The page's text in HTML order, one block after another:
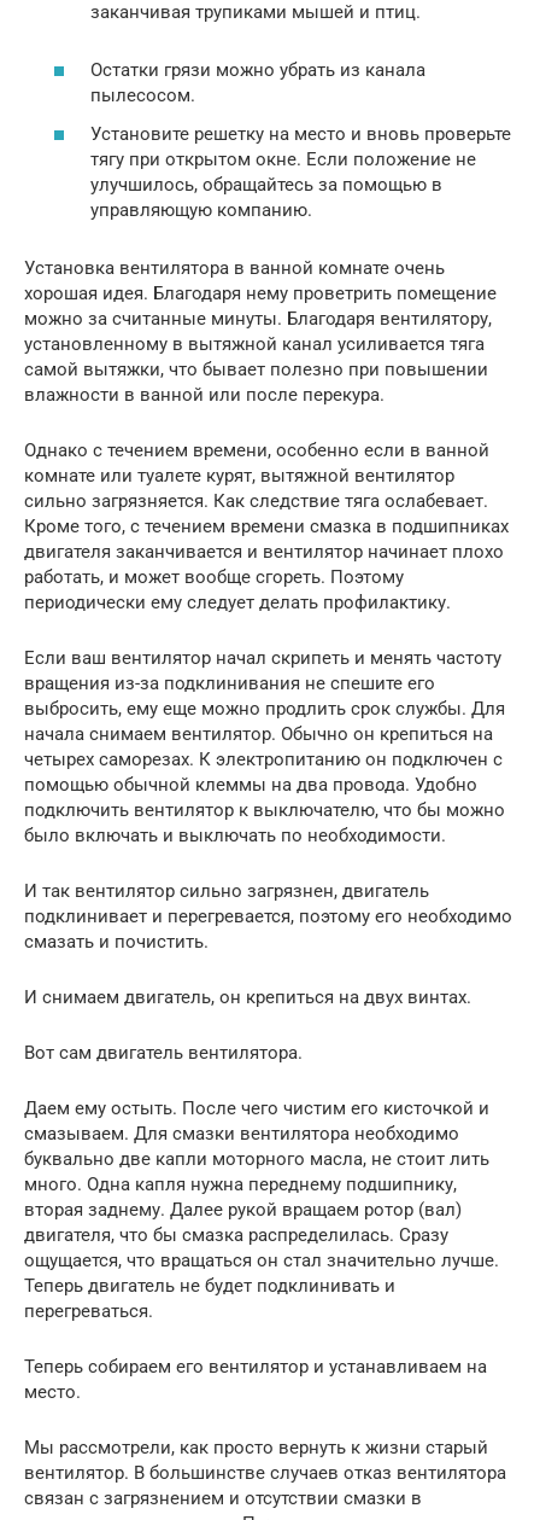
заканчивая трупиками мышей и птиц.
Остатки грязи можно убрать из канала
пылесосом.
Установите решетку на место и вновь проверьте
тягу при открытом окне. Если положение не
улучшилось, обращайтесь за помощью в
управляющую компанию.
Установка вентилятора в ванной комнате очень
хорошая идея. Благодаря нему проветрить помещение
можно за считанные минуты. Благодаря вентилятору,
установленному в вытяжной канал усиливается тяга
самой вытяжки, что бывает полезно при повышении
влажности в ванной или после перекура.
Однако с течением времени, особенно если в ванной
комнате или туалете курят, вытяжной вентилятор
сильно загрязняется. Как следствие тяга ослабевает.
Кроме того, с течением времени смазка в подшипниках
двигателя заканчивается и вентилятор начинает плохо
работать, и может вообще сгореть. Поэтому
периодически ему следует делать профилактику.
Если ваш вентилятор начал скрипеть и менять частоту
вращения из-за подклинивания не спешите его
выбросить, ему еще можно продлить срок службы. Для
начала снимаем вентилятор. Обычно он крепиться на
четырех саморезах. К электропитанию он подключен с
помощью обычной клеммы на два провода. Удобно
подключить вентилятор к выключателю, что бы можно
было включать и выключать по необходимости.
И так вентилятор сильно загрязнен, двигатель
подклинивает и перегревается, поэтому его необходимо
смазать и почистить.
И снимаем двигатель, он крепиться на двух винтах.
Вот сам двигатель вентилятора.
Даем ему остыть. После чего чистим его кисточкой и
смазываем. Для смазки вентилятора необходимо
буквально две капли моторного масла, не стоит лить
много. Одна капля нужна переднему подшипнику,
вторая заднему. Далее рукой вращаем ротор (вал)
двигателя, что бы смазка распределилась. Сразу
ощущается, что вращаться он стал значительно лучше.
Теперь двигатель не будет подклинивать и
перегреваться.
Теперь собираем его вентилятор и устанавливаем на
место.
Мы рассмотрели, как просто вернуть к жизни старый
вентилятор. В большинстве случаев отказ вентилятора
связан с загрязнением и отсутствии смазки в